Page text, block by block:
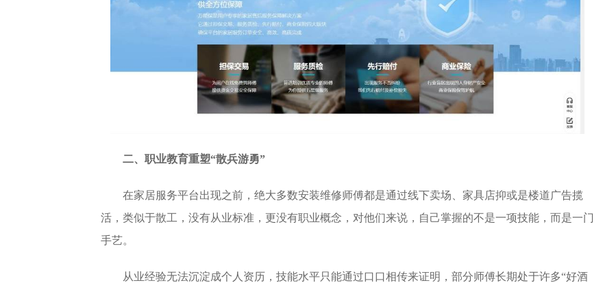
二、职业教育重塑“散兵游勇”
在家居服务平台出现之前，绝大多数安装维修师傅都是通过线下卖场、家具店抑或是楼道广告揽
活，类似于散工，没有从业标准，更没有职业概念，对他们来说，自己掌握的不是一项技能，而是一门
手艺。
从业经验无法沉淀成个人资历，技能水平只能通过口口相传来证明，部分师傅长期处于许多“好酒